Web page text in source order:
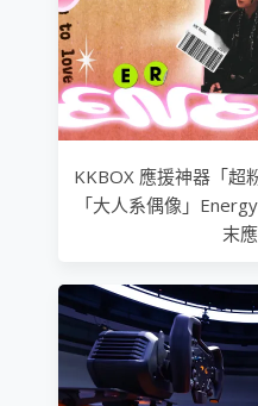
KKBOX 應援神器「超
「大人系偶像」
末